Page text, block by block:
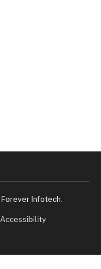
Forever Infotech
Accessibility